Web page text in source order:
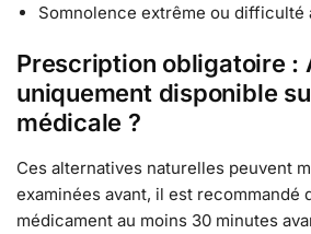
Somnolence extrême ou difficulté
Prescription obligatoire :
uniquement disponible
médicale ?
Ces alternatives naturelles peuvent
examinées avant, il est recommandé
médicament au moins 30 minutes